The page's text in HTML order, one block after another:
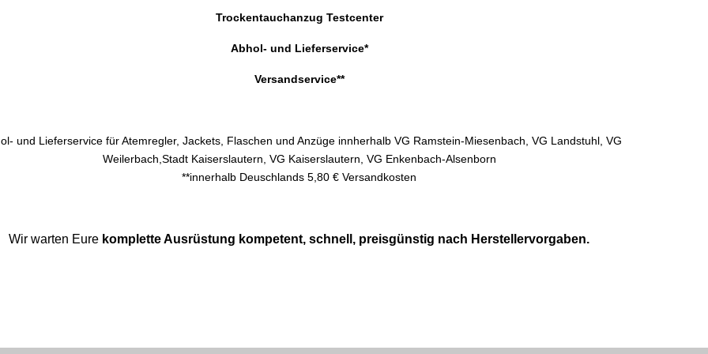
Trockentauchanzug Testcenter
Abhol- und Lieferservice*
Versandservice**
und Lieferservice für Atemregler, Jackets, Flaschen und Anzüge innherhalb VG Ramstein-Miesenbach, VG Landstuhl, VG
Weilerbach,Stadt Kaiserslautern, VG Kaiserslautern, VG Enkenbach-Alsenborn
**innerhalb Deuschlands 5,80 € Versandkosten
Wir warten Eure komplette Ausrüstung kompetent, schnell, preisgünstig nach Herstellervorgaben.